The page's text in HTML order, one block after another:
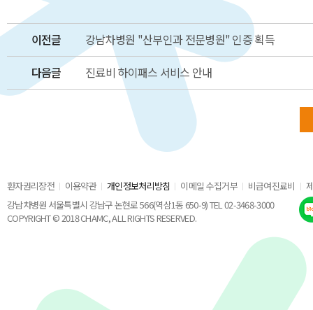
이전글
강남차병원 "산부인과 전문병원" 인증 획득
다음글
진료비 하이패스 서비스 안내
환자권리장전 이용약관 개인정보처리방침 이메일 수집거부 비급여진료비
강남차병원 서울특별시 강남구 논현로 566(역삼1동 650-9) TEL 02-3468-3000
COPYRIGHT © 2018 CHAMC, ALL RIGHTS RESERVED.